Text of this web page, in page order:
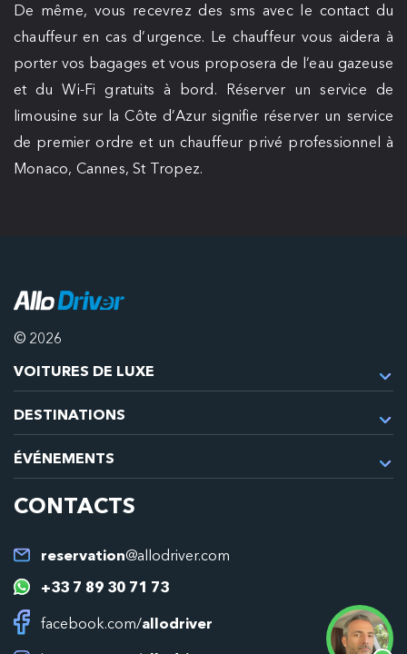
De même, vous recevrez des sms avec le contact du
chauffeur en cas d’urgence. Le chauffeur vous aidera à
porter vos bagages et vous proposera de l’eau gazeuse
et du Wi-Fi gratuits à bord. Réserver un service de
limousine sur la Côte d’Azur signifie réserver un service
de premier ordre et un chauffeur privé professionnel à
Monaco, Cannes, St Tropez.
© 2026
VOITURES DE LUXE
DESTINATIONS
ÉVÉNEMENTS
CONTACTS
reservation@allodriver.com
+33 7 89 30 71 73
facebook.com/allodriver